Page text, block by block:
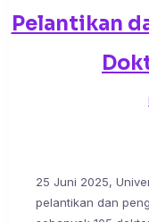
Pelantikan
25 Juni 2025,
pelantikan dan